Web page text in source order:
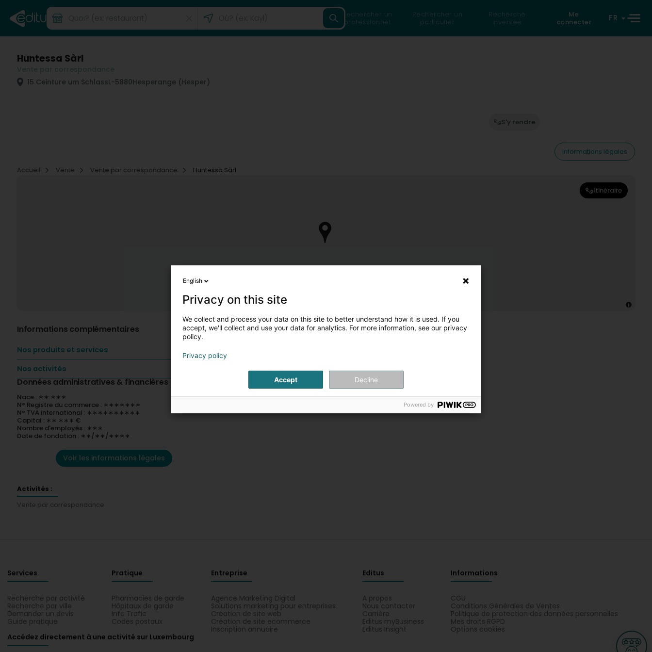
Rechercher un
professionnel
Rechercher un
particulier
Recherche
inversée
Me
connecter
FR
Huntessa Sàrl
15 Ceinture um SchlassL-5880Hesperange (Hesper)
S'y rendre
Informations légales
Accueil
Vente Vente par correspondance Huntessa Sàrl
Itinéraire
Informations complémentaires
Nos produits et services
Nos activités
Données administratives & financières
Nace : ∗∗.∗∗∗
N° Registre du commerce : ∗∗∗∗∗∗∗
N° TVA international : ∗∗∗∗∗∗∗∗∗∗
Capital : ∗∗ ∗∗∗ €
Nombre d'employés : ∗∗∗
Date de fondation : ∗∗/∗∗/∗∗∗∗
Voir les informations légales
Activités :
Vente par correspondance
Services
Recherche par activité
Recherche par ville
Demander un devis
Guide pratique
Pratique
Pharmacies de garde
Hôpitaux de garde
Info Trafic
Codes postaux
Entreprise
Agence Marketing Digital
Solutions marketing pour entreprises
Création de site web
Création de site ecommerce
Inscription annuaire
Editus
A propos
Nous contacter
Carrière
Editus myBusiness
Editus Insight
Informations
CGU
Conditions Générales de Ventes
Politique de protection des données personnelles
Mes droits RGPD
Options cookies
Accédez directement à une activité sur Luxembourg
English
Privacy on this site
We collect and process your data on this site to better understand how it is used. If you
accept, we'll collect and use your data for analytics. For more information, see our privacy
policy.
Privacy policy
Accept Decline
Powered by